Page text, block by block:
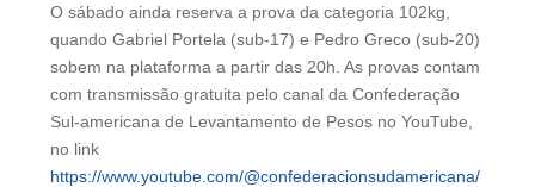
O sábado ainda reserva a prova da categoria 102kg,
quando Gabriel Portela (sub-17) e Pedro Greco (sub-20)
sobem na plataforma a partir das 20h. As provas contam
com transmissão gratuita pelo canal da Confederação
Sul-americana de Levantamento de Pesos no YouTube,
no link
https://www.youtube.com/@confederacionsudamericana/